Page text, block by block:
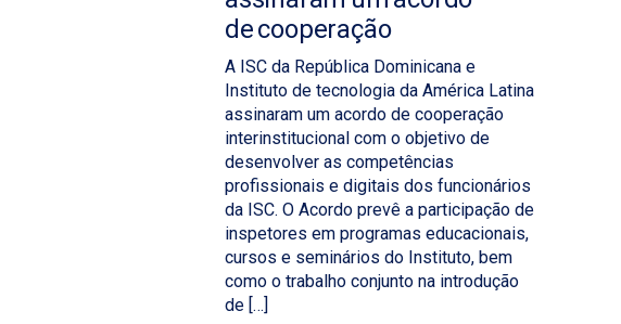
de cooperação
A ISC da República Dominicana e
Instituto de tecnologia da América Latina
assinaram um acordo de cooperação
interinstitucional com o objetivo de
desenvolver as competências
profissionais e digitais dos funcionários
da ISC. O Acordo prevê a participação de
inspetores em programas educacionais,
cursos e seminários do Instituto, bem
como o trabalho conjunto na introdução
de […]